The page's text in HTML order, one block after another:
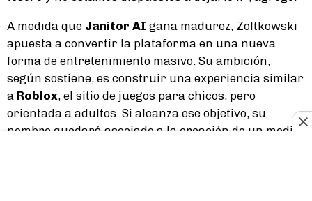
A medida que Janitor AI gana madurez, Zoltkowski
apuesta a convertir la plataforma en una nueva
forma de entretenimiento masivo. Su ambición,
según sostiene, es construir una experiencia similar
a Roblox, el sitio de juegos para chicos, pero
orientada a adultos. Si alcanza ese objetivo, su
nombre quedará asociado a la creación de un medio